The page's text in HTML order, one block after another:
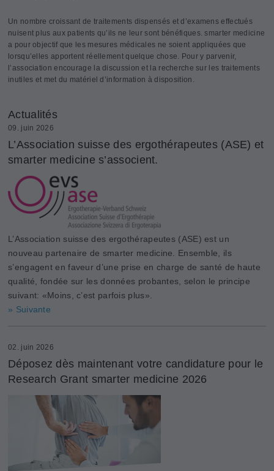
Un nombre croissant de traitements dispensés et d’examens effectués
nuisent plus aux patients qu’ils ne leur sont bénéfiques. smarter medicine
a pour objectif que les mesures médicales ne soient appliquées que
lorsqu’elles apportent réellement quelque chose. Pour y parvenir,
l’association encourage la discussion et la recherche sur les traitements
inutiles et met du matériel d’information à disposition.
Actualités
09. juin 2026
L’Association suisse des ergothérapeutes (ASE) et
smarter medicine s’associent.
L’Association suisse des ergothérapeutes (ASE) est un
nouveau partenaire de smarter medicine. Ensemble, ils
s’engagent en faveur d’une prise en charge de santé de haute
qualité, fondée sur les données probantes, selon le principe
suivant: «Moins, c’est parfois plus».
» Suivante
02. juin 2026
Déposez dès maintenant votre candidature pour le
Research Grant smarter medicine 2026